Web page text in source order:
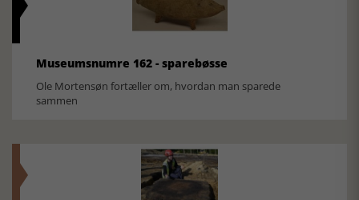
Museumsnumre 162 - sparebøsse
Ole Mortensøn fortæller om, hvordan man sparede
sammen